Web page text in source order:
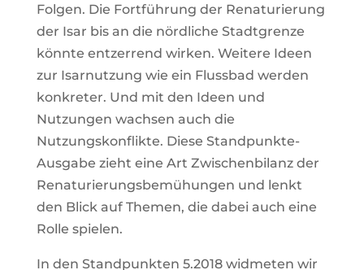
Folgen. Die Fortführung der Renaturierung
der Isar bis an die nördliche Stadtgrenze
könnte entzerrend wirken. Weitere Ideen
zur Isarnutzung wie ein Flussbad werden
konkreter. Und mit den Ideen und
Nutzungen wachsen auch die
Nutzungskonflikte. Diese Standpunkte-
Ausgabe zieht eine Art Zwischenbilanz der
Renaturierungsbemühungen und lenkt
den Blick auf Themen, die dabei auch eine
Rolle spielen.
In den Standpunkten 5.2018 widmeten wir